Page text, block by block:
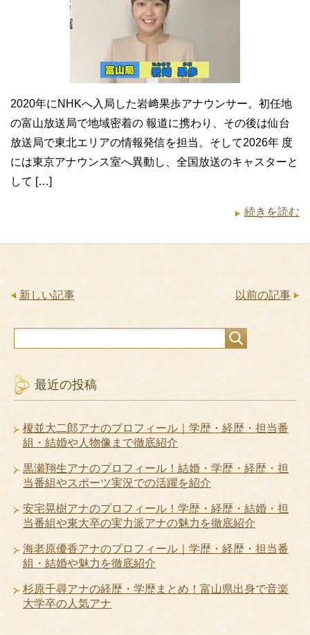
2020年にNHKへ入局した岩﨑果歩アナウンサー。初任地
の富山放送局で地域密着の 報道に携わり、その後は仙台
放送局で東北エリアの情報発信を担当。そして2026年 度
には東京アナウンス室へ異動し、全国放送のキャスターと
して […]
続きを読む
以前の記事
新しい記事
最近の投稿
榎並大二郎アナのプロフィール｜学歴・経歴・担当番
組・結婚や人物像まで徹底紹介
黒瀬翔生アナのプロフィール！結婚・学歴・経歴・担
当番組やスポーツ実況での活躍を紹介
安宅晃樹アナのプロフィール！学歴・経歴・結婚・担
当番組や東大卒の実力派アナの魅力を徹底紹介
海老原優香アナのプロフィール｜学歴・経歴・担当番
組・結婚や魅力を徹底紹介
杉原千尋アナの経歴・学歴まとめ！富山県出身で音楽
大学卒の人気アナ